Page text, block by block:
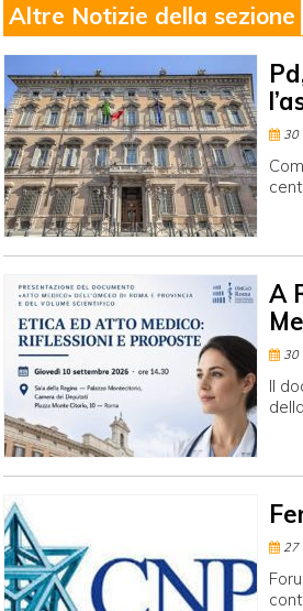
Altre Notizie della sezione
30
A
30
Il
27